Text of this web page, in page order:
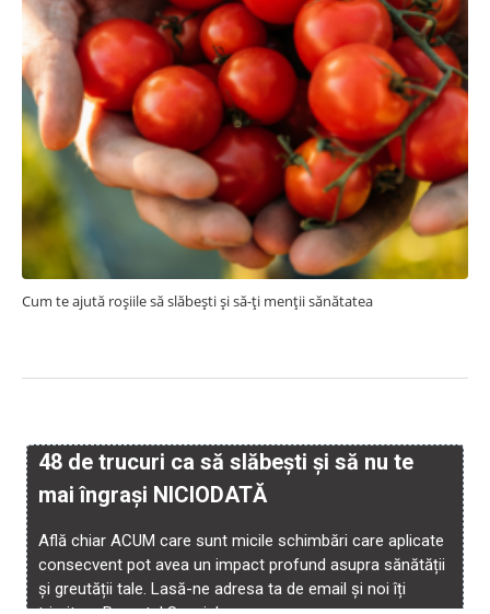
Cum te ajută roșiile să slăbești și să-ți menții sănătatea